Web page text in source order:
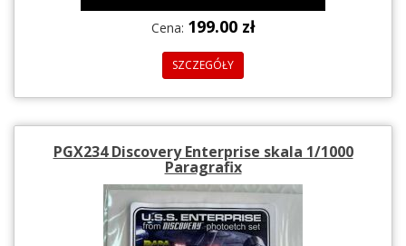
Cena: 199.00 zł
SZCZEGÓŁY
PGX234 Discovery Enterprise skala 1/1000
Paragrafix